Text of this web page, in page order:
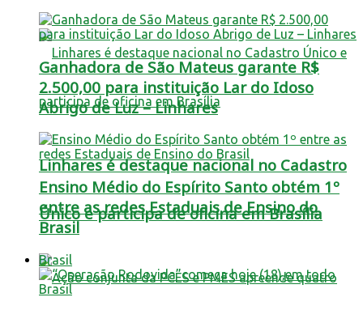
Linhares é destaque nacional no Cadastro
Único e participa de oficina em Brasília
Ganhadora de São Mateus garante R$
2.500,00 para instituição Lar do Idoso
Abrigo de Luz – Linhares
Ensino Médio do Espírito Santo obtém 1º
entre as redes Estaduais de Ensino do
Brasil
Brasil